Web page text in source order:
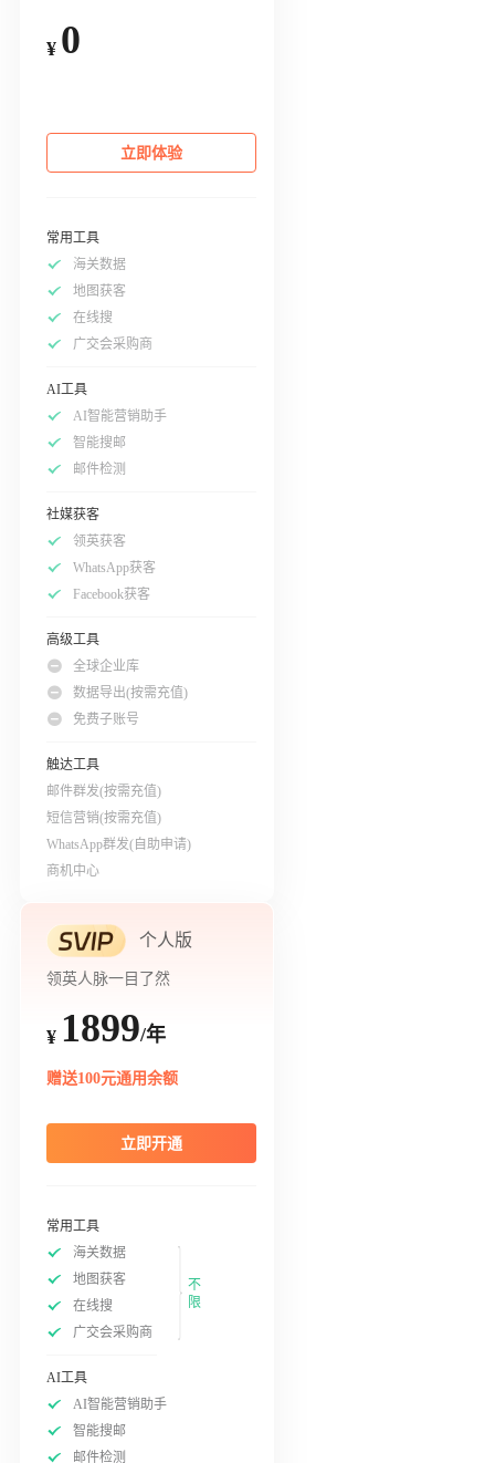
¥ 0
立即体验
常用工具
海关数据
地图获客
在线搜
广交会采购商
AI工具
AI智能营销助手
智能搜邮
邮件检测
社媒获客
领英获客
WhatsApp获客
Facebook获客
高级工具
全球企业库
数据导出(按需充值)
免费子账号
触达工具
邮件群发(按需充值)
短信营销(按需充值)
WhatsApp群发(自助申请)
商机中心
个人版
领英人脉一目了然
¥ 1899/年
赠送100元通用余额
立即开通
常用工具
海关数据
地图获客
在线搜
广交会采购商
不
限
AI工具
AI智能营销助手
智能搜邮
邮件检测